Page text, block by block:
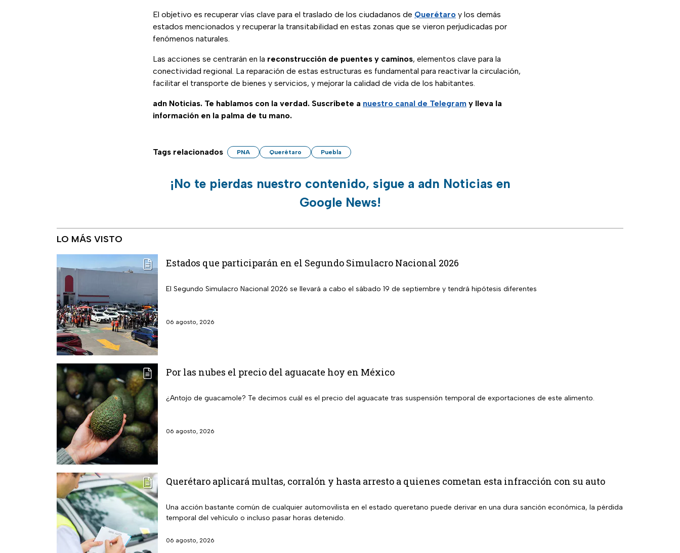
El objetivo es recuperar vías clave para el traslado de los ciudadanos de Querétaro y los demás
estados mencionados y recuperar la transitabilidad en estas zonas que se vieron perjudicadas por
fenómenos naturales.
Las acciones se centrarán en la reconstrucción de puentes y caminos, elementos clave para la
conectividad regional. La reparación de estas estructuras es fundamental para reactivar la circulación,
facilitar el transporte de bienes y servicios, y mejorar la calidad de vida de los habitantes.
adn Noticias. Te hablamos con la verdad. Suscríbete a nuestro canal de Telegram y lleva la
información en la palma de tu mano.
Tags relacionados PNA Querétaro Puebla
¡No te pierdas nuestro contenido, sigue a adn Noticias en
Google News!
LO MÁS VISTO
Estados que participarán en el Segundo Simulacro Nacional 2026
El Segundo Simulacro Nacional 2026 se llevará a cabo el sábado 19 de septiembre y tendrá hipótesis diferentes
06 agosto, 2026
Por las nubes el precio del aguacate hoy en México
¿Antojo de guacamole? Te decimos cuál es el precio del aguacate tras suspensión temporal de exportaciones de este alimento.
06 agosto, 2026
Querétaro aplicará multas, corralón y hasta arresto a quienes cometan esta infracción con su auto
Una acción bastante común de cualquier automovilista en el estado queretano puede derivar en una dura sanción económica, la pérdida
temporal del vehículo o incluso pasar horas detenido.
06 agosto, 2026